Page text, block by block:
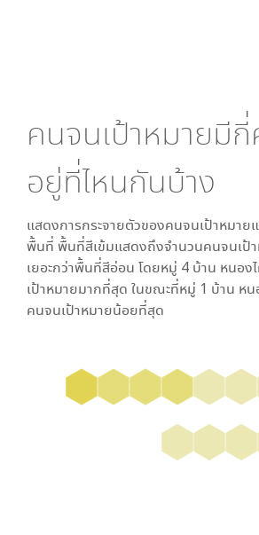
คนจนเป้าหมายมี
อยู่ที่ไหนกันบ้าง
แสดงการกระจายตัวของคนจนเป้าหมาย
พื้นที่ พื้นที่สีเข้มแสดงถึงจำนวนคนจนเป้
เยอะกว่าพื้นที่สีอ่อน โดยหมู่ 4 บ้าน หนอง
เป้าหมายมากที่สุด ในขณะที่หมู่ 1 บ้าน หน
คนจนเป้าหมายน้อยที่สุด